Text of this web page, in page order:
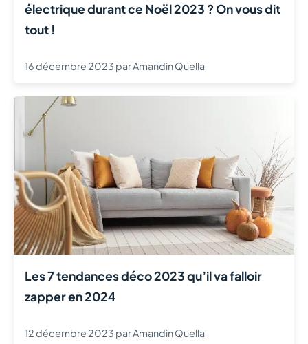
électrique durant ce Noël 2023 ? On vous dit
tout !
16 décembre 2023 parAmandin Quella
Les 7 tendances déco 2023 qu’il va falloir
zapper en 2024
12 décembre 2023 parAmandin Quella